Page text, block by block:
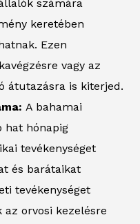
számára
keretében
Ezen
vagy az
átutazásra is kiterjed.
A bahamai
hat hónapig
tevékenységet
és barátaikat
tevékenységet
orvosi kezelésre